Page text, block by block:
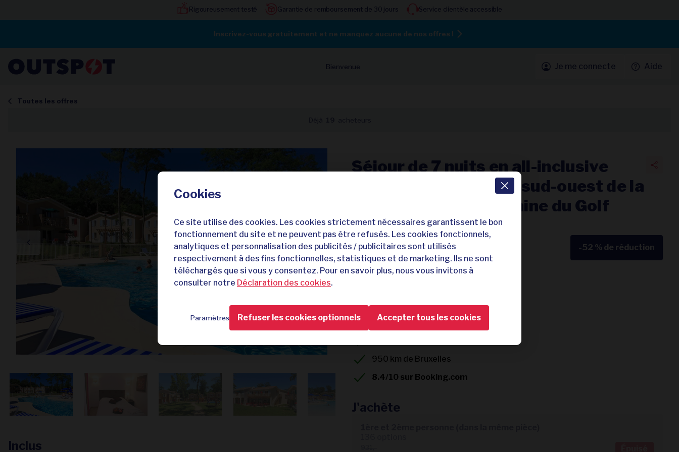
Rigoureusement testé Garantie de remboursement de 30 jours Service clientèle accessible
Inscrivez-vous gratuitement et ne manquez aucune de nos offres !
Bienvenue Je me connecte Aide
Toutes les offres
Inclus
Séjour de 7 nuits en all-inclusive
dans le coeur vert du sud-ouest de la
France - Sowell Domaine du Golf
d'Albret***
449,-931,- -52 % de réduction
7 nuits dans le sud-ouest de la France
Dans une oasis de nature
Accès à 2 piscines extérieures
950 km de Bruxelles
8.4/10 sur Booking.com
J'achète
Cookies
Ce site utilise des cookies. Les cookies strictement nécessaires garantissent le bon
fonctionnement du site et ne peuvent pas être refusés. Les cookies fonctionnels,
analytiques et personnalisation des publicités / publicitaires sont utilisés
respectivement à des fins fonctionnelles, statistiques et de marketing. Ils ne sont
téléchargés que si vous y consentez. Pour en savoir plus, nous vous invitons à
consulter notre Déclaration des cookies.
Paramètres Refuser les cookies optionnels Accepter tous les cookies